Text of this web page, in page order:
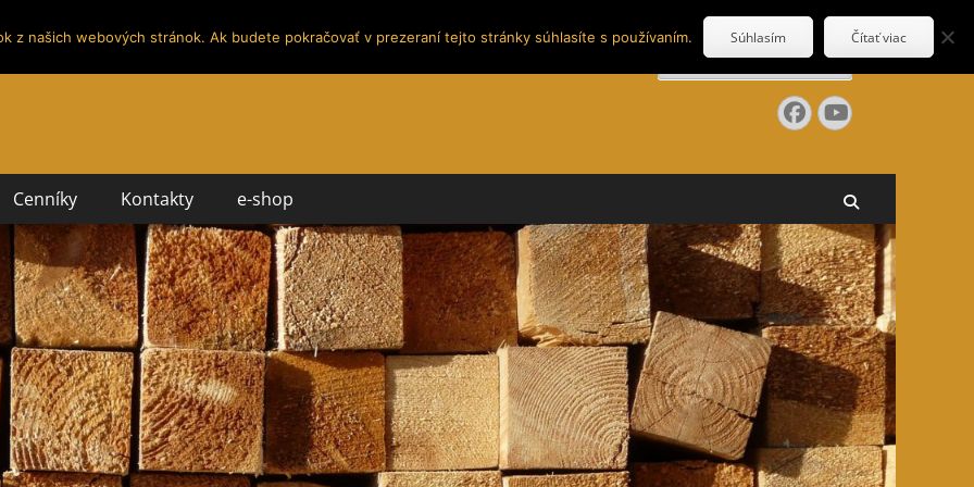
Search
for:
Facebook
YouTube
Cenníky Kontakty e-shop
z našich webových stránok. Ak budete pokračovať v prezeraní tejto stránky súhlasíte s používaním. Súhlasím Čítať viac